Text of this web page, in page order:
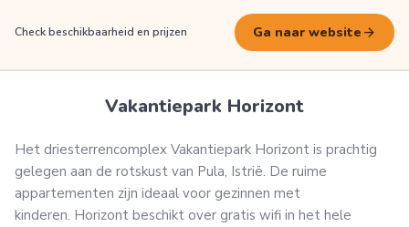
Check beschikbaarheid en prijzen Ga naar website arrow_forward
Vakantiepark Horizont
Het driesterrencomplex Vakantiepark Horizont is prachtig
gelegen aan de rotskust van Pula, Istrië. De ruime
appartementen zijn ideaal voor gezinnen met
kinderen. Horizont beschikt over gratis wifi in het hele